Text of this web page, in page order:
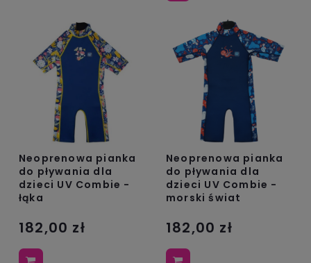
Neoprenowa pianka
do pływania dla
dzieci UV Combie -
łąka
182,00 zł
Neoprenowa pianka
do pływania dla
dzieci UV Combie -
morski świat
182,00 zł